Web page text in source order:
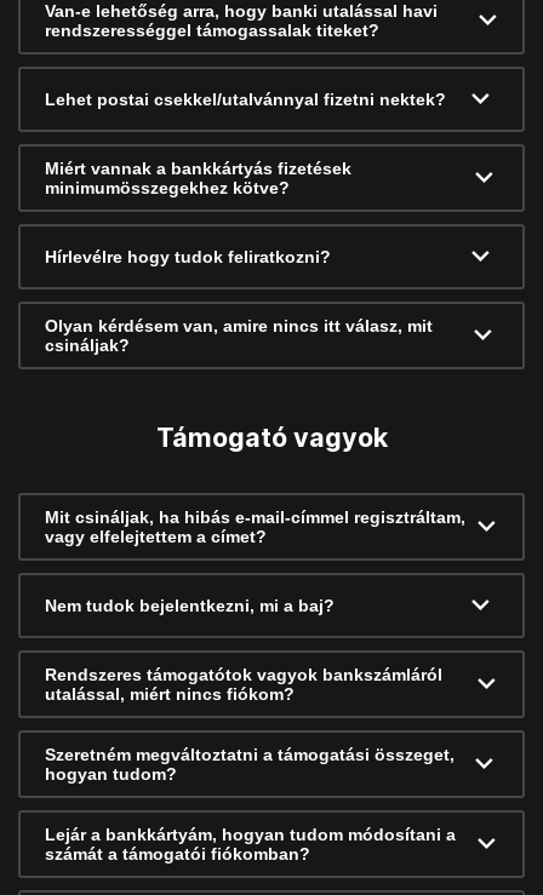
Van-e lehetőség arra, hogy banki utalással havi
rendszerességgel támogassalak titeket?
Lehet postai csekkel/utalvánnyal fizetni nektek?
Miért vannak a bankkártyás fizetések
minimumösszegekhez kötve?
Hírlevélre hogy tudok feliratkozni?
Olyan kérdésem van, amire nincs itt válasz, mit
csináljak?
Támogató vagyok
Mit csináljak, ha hibás e-mail-címmel regisztráltam,
vagy elfelejtettem a címet?
Nem tudok bejelentkezni, mi a baj?
Rendszeres támogatótok vagyok bankszámláról
utalással, miért nincs fiókom?
Szeretném megváltoztatni a támogatási összeget,
hogyan tudom?
Lejár a bankkártyám, hogyan tudom módosítani a
számát a támogatói fiókomban?